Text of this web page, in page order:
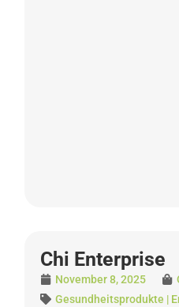
Chi Enterprise
November 8, 2025
Gesundheitsprodukte |